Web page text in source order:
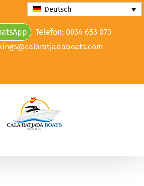
Telefon: 0034 653 070
Deutsch